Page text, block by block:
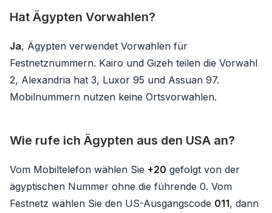
Hat Ägypten Vorwahlen?
Ja, Ägypten verwendet Vorwahlen für
Festnetznummern. Kairo und Gizeh teilen die Vorwahl
2, Alexandria hat 3, Luxor 95 und Assuan 97.
Mobilnummern nutzen keine Ortsvorwahlen.
Wie rufe ich Ägypten aus den USA an?
Vom Mobiltelefon wählen Sie +20 gefolgt von der
ägyptischen Nummer ohne die führende 0. Vom
Festnetz wählen Sie den US-Ausgangscode 011, dann